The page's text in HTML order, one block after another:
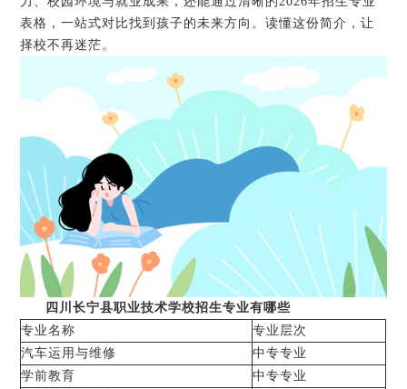
表格，一站式对比找到孩子的未来方向。读懂这份简介，让
择校不再迷茫。
四川长宁县职业技术学校招生专业有哪些
专业名称
专业层次
汽车运用与维修
中专专业
学前教育
中专专业